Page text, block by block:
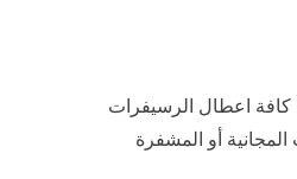
كافة اعطال الرسيفرات
أو المشفرة